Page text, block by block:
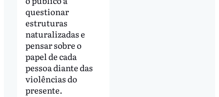
questionar
estruturas
naturalizadas e
pensar sobre o
papel de cada
pessoa diante das
violências do
presente.